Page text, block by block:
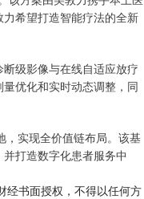
希望打造智能疗法的全新
级影像与在线自适应放疗
优化和实时动态调整，同
，实现全价值链布局。该基
打造数字化患者服务中
经书面授权，不得以任何方